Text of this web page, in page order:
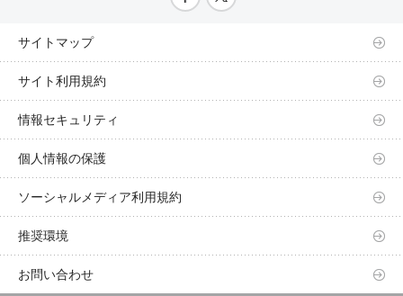
サイトマップ
サイト利用規約
情報セキュリティ
個人情報の保護
ソーシャルメディア利用規約
推奨環境
お問い合わせ